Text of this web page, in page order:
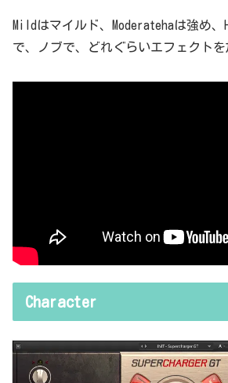
Mildはマイルド、Moderatehaは強め、
で、ノブで、どれぐらいエフェクトを
Character